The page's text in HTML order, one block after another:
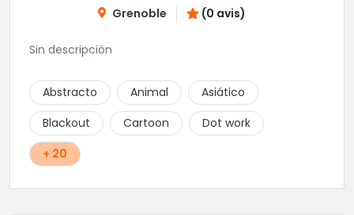
Grenoble (0 avis)
Sin descripción
Abstracto Animal
Asiático
Blackout
Cartoon
Dot work
+ 20